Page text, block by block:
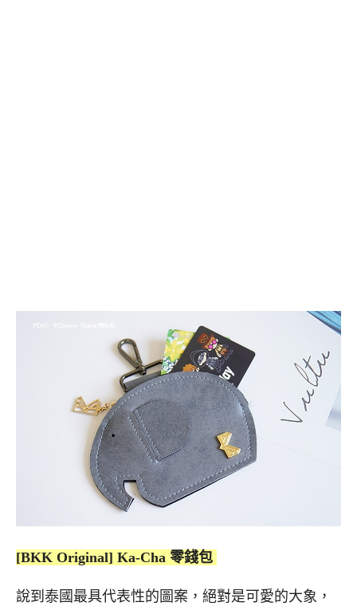
[BKK Original] Ka-Cha 零錢包
說到泰國最具代表性的圖案，絕對是可愛的大象，